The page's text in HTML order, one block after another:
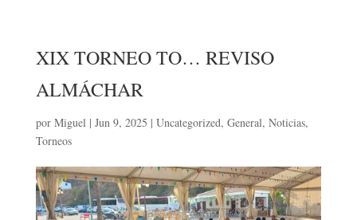
XIX TORNEO TO… REVISO
ALMÁCHAR
por Miguel| Jun 9, 2025 | Uncategorized, General, Noticias,
Torneos